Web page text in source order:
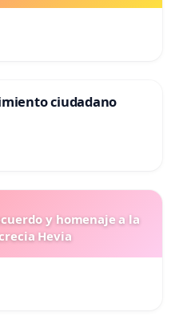
ciudadano
y homenaje a la
Hevia